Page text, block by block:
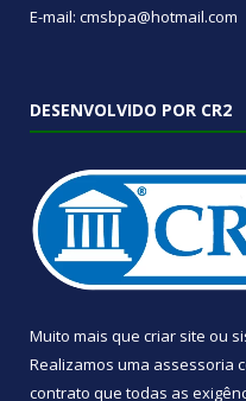
E-mail: cmsbpa@hotmail.com
DESENVOLVIDO POR CR2
Muito mais que criar site ou
Realizamos uma assessoria
contrato que todas as